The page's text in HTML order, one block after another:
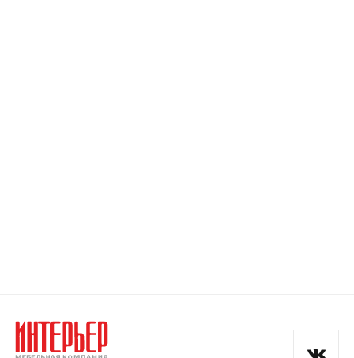
Согласен с
и обработкой данных.